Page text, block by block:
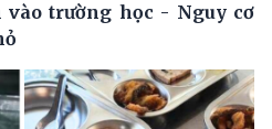
trường học - Nguy cơ